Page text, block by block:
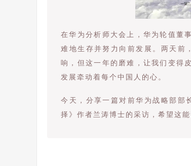
在华为分析师大会上，华为轮值董
难地生存并努力向前发展。两天前
响，但这一年的磨难，让我们变得
发展牵动着每个中国人的心。
今天，分享一篇对前华为战略部部
择》作者兰涛博士的采访，希望这